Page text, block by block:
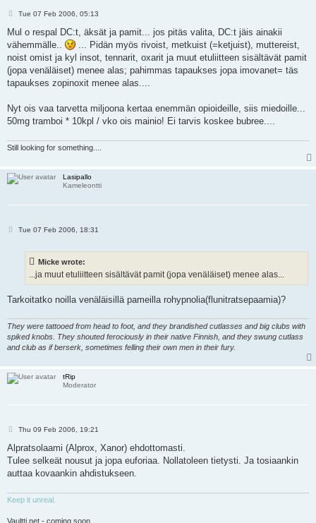
P
s
Tue 07 Feb 2006, 05:13
Mul o respal DC:t, äksät ja pamit... jos pitäs valita, DC:t jäis ainakii
vähemmälle..
... Pidän myös rivoist, metkuist (=ketjuist), muttereist,
noist omist ja kyl insot, tennarit, oxarit ja muut etuliitteen sisältävät pamit
(jopa venäläiset) menee alas; pahimmas tapaukses jopa imovanet= täs
tapaukses zopinoxit menee alas....
Nyt ois vaa tarvetta miljoona kertaa enemmän opioideille, siis miedoille...
50mg tramboi * 10kpl / vko ois mainio! Ei tarvis koskee bubree....
Still looking for something....
Lasipallo
Kameleontti
PTue 07 Feb 2006, 18:31
Micke wrote:
...ja muut etuliitteen sisältävät pamit (jopa venäläiset) menee alas...
Tarkoitatko noilla venäläisillä pameilla rohypnolia(flunitratsepaamia)?
They were tattooed from head to foot, and they brandished cutlasses and big clubs with
spiked knobs. They shouted ferociously in their native Finnish, and they swung cutlass
and club as if berserk, sometimes felling their own men in their fury.
tRip
Moderator
P
s
t
Thu 09 Feb 2006, 19:21
Alpratsolaami (Alprox, Xanor) ehdottomasti.
Tulee selkeät nousut ja jopa euforiaa. Nollatoleen tietysti. Ja tosiaankin
auttaa kovaankin ahdistukseen.
Keep it unreal.
Vaultti.net - coming soon..